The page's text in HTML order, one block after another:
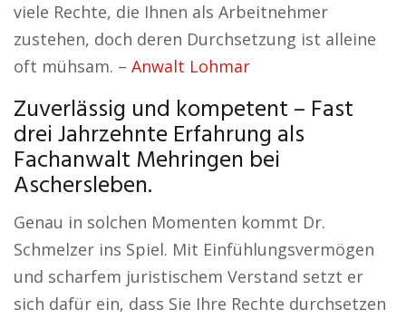
viele Rechte, die Ihnen als Arbeitnehmer
zustehen, doch deren Durchsetzung ist alleine
oft mühsam. – Anwalt Lohmar
Zuverlässig und kompetent – Fast
drei Jahrzehnte Erfahrung als
Fachanwalt Mehringen bei
Aschersleben.
Genau in solchen Momenten kommt Dr.
Schmelzer ins Spiel. Mit Einfühlungsvermögen
und scharfem juristischem Verstand setzt er
sich dafür ein, dass Sie Ihre Rechte durchsetzen